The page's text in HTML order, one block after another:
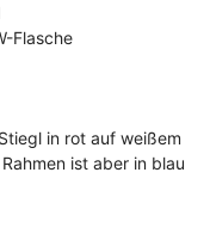
Flasche
in rot auf weißem
ist aber in blau